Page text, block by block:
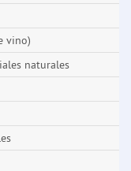
vino)
naturales